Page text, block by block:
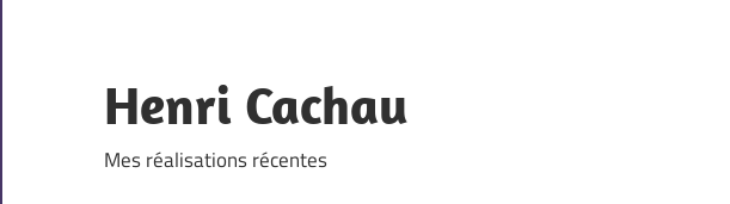
content
Henri Cachau
Mes réalisations récentes